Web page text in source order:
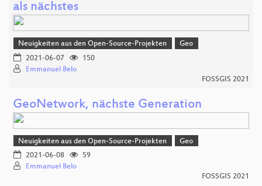
als nächstes
Neuigkeiten aus den Open-Source-Projekten
Geo
2021-06-07
150
Emmanuel Belo
FOSSGIS 2021
GeoNetwork, nächste Generation
Neuigkeiten aus den Open-Source-Projekten
Geo
2021-06-08
59
Emmanuel Belo
FOSSGIS 2021